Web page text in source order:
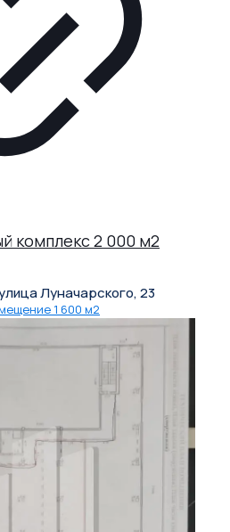
комплекс 2 000 м2
Луначарского, 23